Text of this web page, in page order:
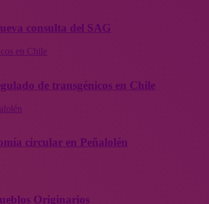
consulta del SAG
en Chile
de transgénicos en Chile
circular en Peñalolén
Originarios